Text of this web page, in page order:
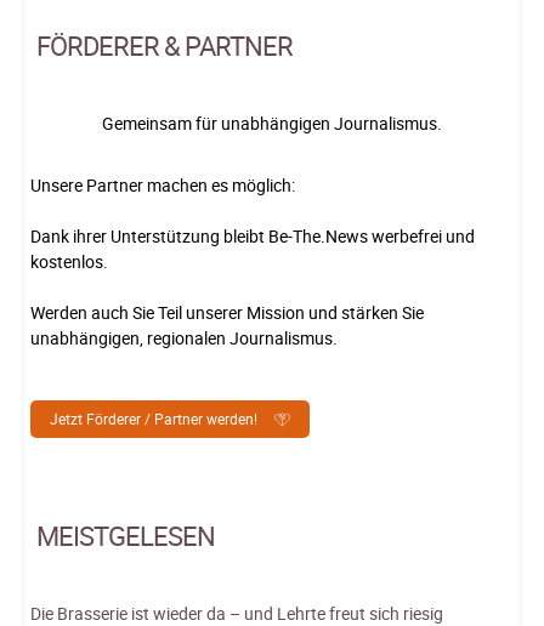
FÖRDERER & PARTNER
Gemeinsam für unabhängigen Journalismus.
Unsere Partner machen es möglich:
Dank ihrer Unterstützung bleibt Be-The.News werbefrei und
kostenlos.
Werden auch Sie Teil unserer Mission und stärken Sie
unabhängigen, regionalen Journalismus.
Jetzt Förderer / Partner werden!
MEISTGELESEN
Die Brasserie ist wieder da – und Lehrte freut sich riesig